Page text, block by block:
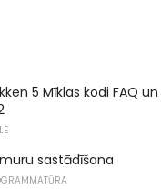
5 Mīklas kodi FAQ
sastādīšana